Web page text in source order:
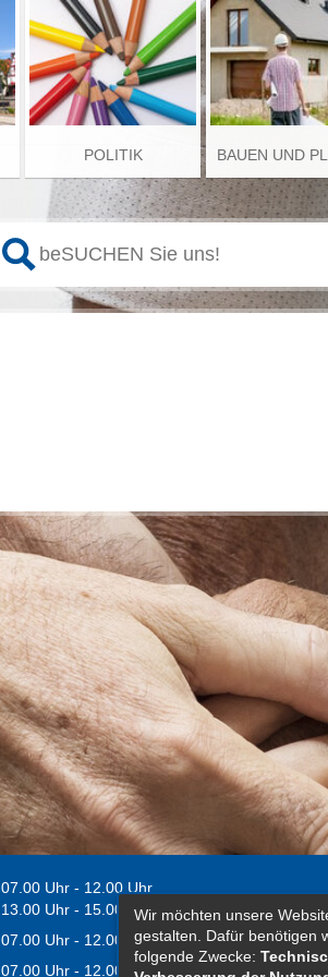
POLITIK BAUEN UND
07.00 Uhr - 12.00 Uhr
13.00 Uhr - 15.00 Uhr
07.00 Uhr - 12.00 Uhr
07.00 Uhr - 12.00 Uhr
Wir möchten unsere
gestalten. Dafür benötigen
folgende Zwecke: